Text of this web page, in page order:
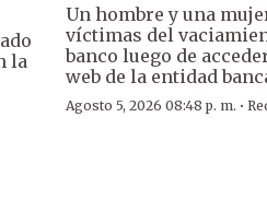
la
Un hombre y una
víctimas del
banco luego de
web de la entidad
Agosto 5, 2026 08:48 p. m. ·